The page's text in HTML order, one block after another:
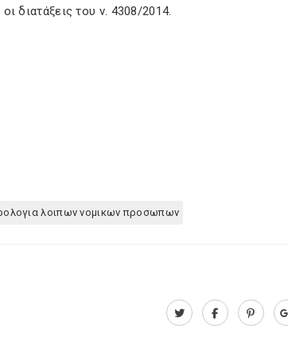
διατάξεις του ν. 4308/2014.
λοιπων νομικων προσωπων